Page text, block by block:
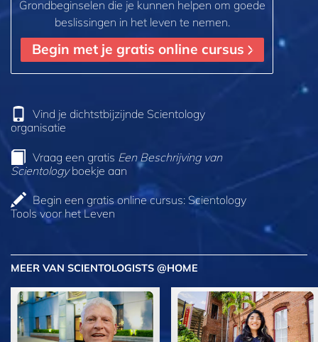
Grondbeginselen die je kunnen helpen om goede
beslissingen in het leven te nemen.
Begin met je gratis online cursus
Vind je dichtstbijzijnde Scientology
organisatie
Vraag een gratis Een Beschrijving van
Scientologyboekje aan
Begin een gratis online cursus: Scientology
Tools voor het Leven
MEER VAN SCIENTOLOGISTS @HOME